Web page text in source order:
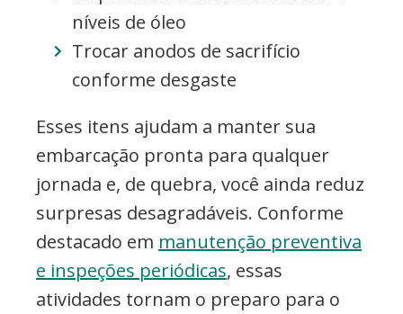
níveis de óleo
Trocar anodos de sacrifício
conforme desgaste
Esses itens ajudam a manter sua
embarcação pronta para qualquer
jornada e, de quebra, você ainda reduz
surpresas desagradáveis. Conforme
destacado em manutenção preventiva
e inspeções periódicas, essas
atividades tornam o preparo para o